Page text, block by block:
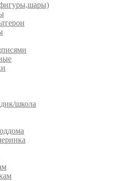
школа